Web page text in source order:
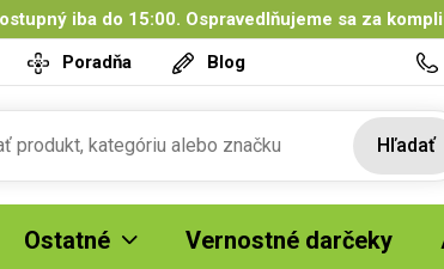
iba do 15:00. Ospravedlňujeme sa za
Poradňa Blog
Hľadať
Ostatné Vernostné darčeky